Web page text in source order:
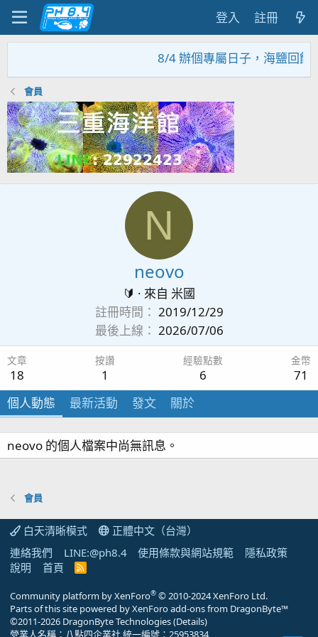
登入 註冊
8/4 辦個專屬日子，海鹽回饋
會員
N
neovo
🔰 · 來自 米國
註冊時間
2019/12/29
最後上線
2026/07/06
文章
18
按讚
1
經驗點數
6
金幣
71
個人動態
最新活動 發文 關於
neovo 的個人檔案中尚無訊息。
會員
白天清晰模式
正體中文（台灣）
連絡我們
LINE:@ph8.4 使用條款與網站規範
隱私政策
說明
首頁
R
Community platform by XenForo® © 2010-2024 XenForo Ltd.
Parts of this site powered byXenForo add-ons from DragonByte™
©2011-2026 DragonByte Technologies(Details)
營業人名稱：八點四企業社 統一編號：25953834